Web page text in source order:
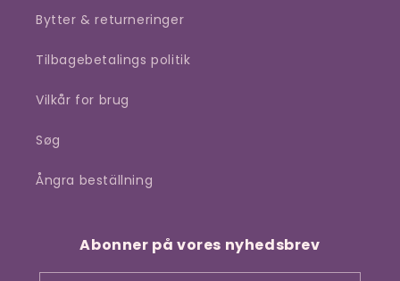
Bytter & returneringer
Tilbagebetalings politik
Vilkår for brug
Søg
Ångra beställning
Abonner på vores nyhedsbrev